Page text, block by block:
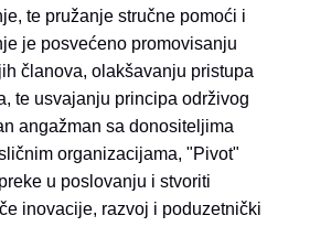
te pružanje stručne pomoći i
je posvećeno promovisanju
članova, olakšavanju pristupa
te usvajanju principa održivog
angažman sa donositeljima
organizacijama, "Pivot"
u poslovanju i stvoriti
inovacije, razvoj i poduzetnički